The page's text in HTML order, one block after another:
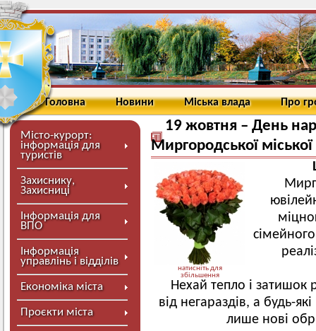
Головна Новини Міська влада Про
Місто-курорт:
інформація для
туристів
Захиснику,
Захисниці
Інформація для
ВПО
Інформація
управлінь і відділів
Економіка міста
Проєкти міста
19 жовтня – День
Миргородської
натисніть для
збільшення
Нехай тепло і затишок
від негараздів, а будь-
лише нові